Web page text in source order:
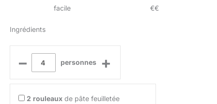
facile €€
Ingrédients
– personnes +
2 rouleaux de pâte feuilletée